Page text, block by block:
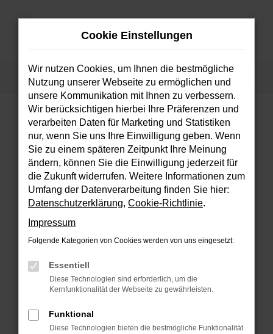
Zum
Startseite Fahrzeugsuche
FEHLER: NETWORK ERROR
Beim Laden ist ein Fehler aufgetreten.
Hier sind ein paar Tipps, die dir helfen können:
Überprüfe deine Firewall und deine
Internetverbindung.
Laden andere Webseiten, zum Beispiel
deine Suchmaschine?
Prüfe deine Browsererweiterungen.
Manche Erweiterungen, wie Werbeblocker,
können das Laden bestimmter Seiten
anderen Browser oder in einem privaten
Cookie Einstellungen
Wir nutzen Cookies, um Ihnen die bestmögliche
Nutzung unserer Webseite zu ermöglichen und
unsere Kommunikation mit Ihnen zu verbessern.
Wir berücksichtigen hierbei Ihre Präferenzen und
verarbeiten Daten für Marketing und Statistiken
nur, wenn Sie uns Ihre Einwilligung geben. Wenn
Sie zu einem späteren Zeitpunkt Ihre Meinung
ändern, können Sie die Einwilligung jederzeit für
die Zukunft widerrufen. Weitere Informationen zum
Umfang der Datenverarbeitung finden Sie hier:
Datenschutzerklärung, Cookie-Richtlinie.
Impressum
Folgende Kategorien von Cookies werden von uns eingesetzt:
Essentiell
Diese Technologien sind erforderlich, um die
Kernfunktionalität der Webseite zu gewährleisten.
Funktional
Diese Technologien bieten die bestmögliche Funktionalität